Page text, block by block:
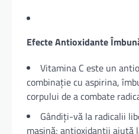
Efecte Antioxidante
Vitamina C este un
combinație cu aspirina,
corpului de a combate
Gândiți-vă la radicalii
mașină; antioxidanții ajută